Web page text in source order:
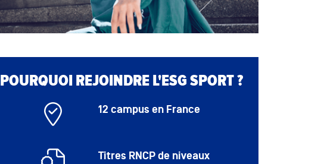
POURQUOI REJOINDRE L'ESG SPORT ?
12 campus en France
Titres RNCP de niveaux